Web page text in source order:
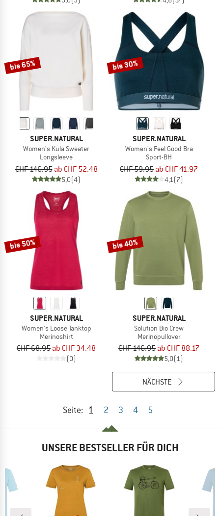
bis 65%
SUPER.NATURAL
Women's Kula Sweater
Longsleeve
CHF 146.95 ab CHF 52.48
5,0(4)
bis 30%
SUPER.NATURAL
Women's Feel Good Bra
Sport-BH
CHF 59.95 ab CHF 41.97
4,1 (7)
bis 50%
SUPER.NATURAL
Women's Loose Tanktop
Merinoshirt
CHF 68.95 ab CHF 34.48
(0)
bis 40%
SUPER.NATURAL
Solution Bio Crew
Merinopullover
CHF 146.95 ab CHF 88.17
5,0(1)
Seite: 1 2 3 4 5
NÄCHSTE
UNSERE BESTSELLER FÜR DICH